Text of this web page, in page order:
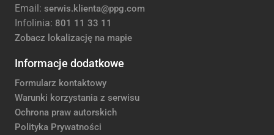
Email: serwis.klienta@ppg.com
Infolinia: 801 11 33 11
Zobacz lokalizację na mapie
Informacje dodatkowe
Formularz kontaktowy
Warunki korzystania z serwisu
Ochrona praw autorskich
Polityka Prywatności